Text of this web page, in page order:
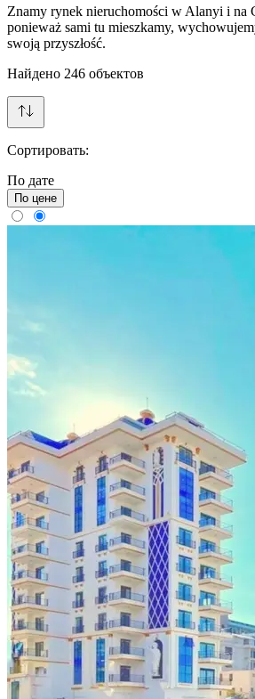
Znamy rynek nieruchomości w Alanyi i na
ponieważ sami tu mieszkamy,
swoją przyszłość.
Найдено 246 объектов
Сортировать:
По дате
По цене